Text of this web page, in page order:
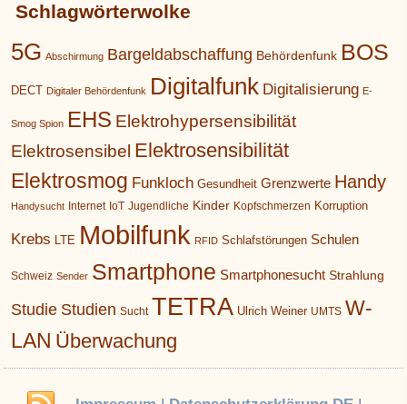
Schlagwörterwolke
5G Abschirmung Bargeldabschaffung Behördenfunk BOS
DECT Digitaler Behördenfunk Digitalfunk Digitalisierung E-
Smog Spion EHS Elektrohypersensibilität
Elektrosensibel Elektrosensibilität
Elektrosmog Funkloch Gesundheit Grenzwerte Handy
Handysucht Internet IoT Jugendliche Kinder Kopfschmerzen Korruption
Krebs LTE Mobilfunk RFID Schlafstörungen Schulen
Schweiz Sender Smartphone Smartphonesucht Strahlung
Studie Studien Sucht TETRA Ulrich Weiner UMTS W-
LAN Überwachung